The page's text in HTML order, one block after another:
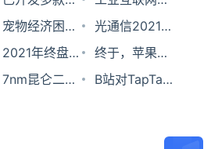
模一样！
术
宣！
难抱，独立仍
艰难
型，或明年发
布新品，三星
XR专利布局大
台系列访谈 |
京东纪丰伟：
以数智化供应
局工业互联网
宠物经济困
局：光热闹不
赚钱的千亿市
光通信2021年
业绩：曙光到
来，已从低谷
2021年终盘
点：元宇宙元
终于，苹果开
放个人维修，
7nm昆仑二代
B站对TapTap